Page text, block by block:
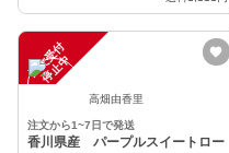
注
文
受
付
停
止
中
高畑由香里
注文から1~7日で発送
香川県産 パープルスイートロー